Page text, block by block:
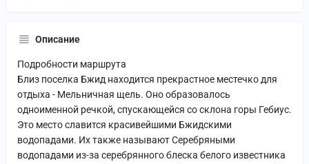
Описание
Подробности маршрута
Близ поселка Бжид находится прекрастное местечко для
отдыха - Мельничная щель. Оно образовалось
одноименной речкой, спускающейся со склона горы Гебиус.
Это место славится красивейшими Бжидскими
водопадами. Их также называют Серебряными
водопадами из-за серебрянного блеска белого известника